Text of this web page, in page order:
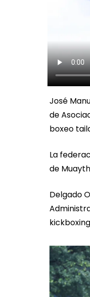
José
de
boxeo
La
de
Delgado